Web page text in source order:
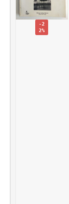
-2
2%